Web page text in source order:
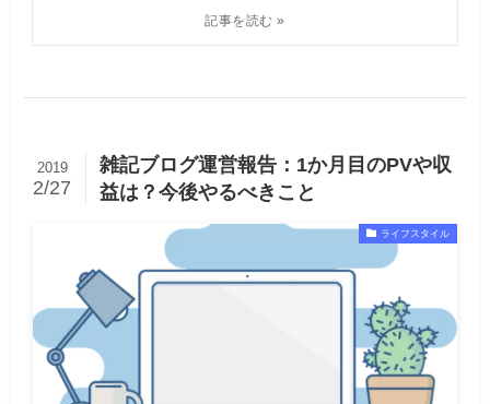
雑記ブログ運営報告：1か月目のPVや収
益は？今後やるべきこと
2019
2/27
ライフスタイル